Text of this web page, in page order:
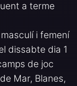
a terme
i femení
dissabte dia 1
de joc
Mar, Blanes,